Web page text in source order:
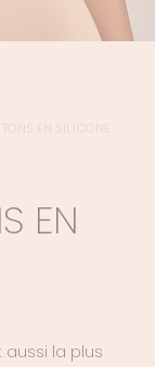
EN SILICONE
EN
aussi la plus